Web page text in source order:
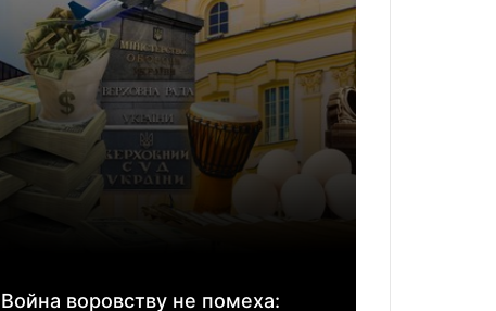
Война воровству не помеха: